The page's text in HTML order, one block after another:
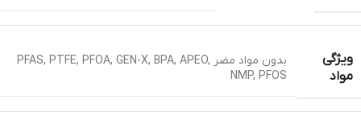
ویژگی
مواد
بدون مواد مضر PFAS, PTFE, PFOA, GEN-X, BPA, APEO,
NMP, PFOS